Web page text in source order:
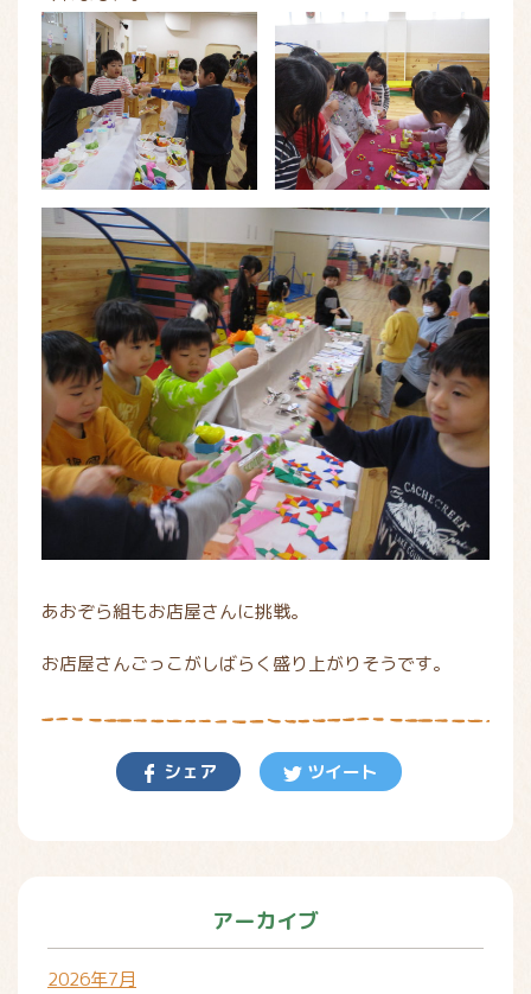
あおぞら組もお店屋さんに挑戦。
お店屋さんごっこがしばらく盛り上がりそうです。
シェア ツイート
アーカイブ
2026年7月